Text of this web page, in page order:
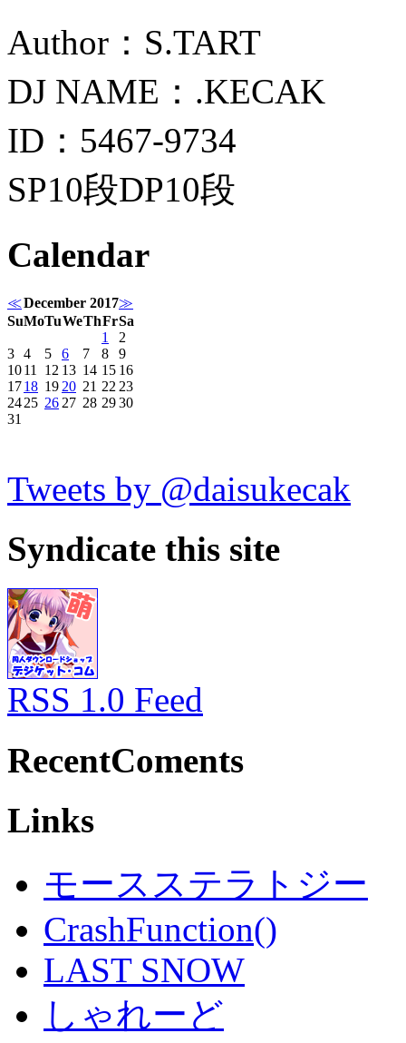
Author：S.TART
DJ NAME：.KECAK
ID：5467-9734
SP10段DP10段
Calendar
≪December 2017≫
SuMoTuWeThFrSa
1
2
3 4 5 6 7 8
9
1011 12 13 14 15 16
1718 19 20 21 22 23
2425 26 27 28 2930
31
Tweets by @daisukecak
Syndicate this site
RSS 1.0 Feed
RecentComents
Links
モースステラトジー
CrashFunction()
LAST SNOW
しゃれーど